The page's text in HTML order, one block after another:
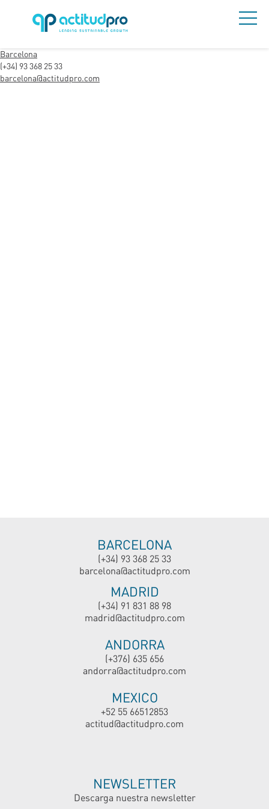
Barcelona
(+34) 93 368 25 33
barcelona@actitudpro.com
BARCELONA
(+34) 93 368 25 33
barcelona@actitudpro.com
MADRID
(+34) 91 831 88 98
madrid@actitudpro.com
ANDORRA
(+376) 635 656
andorra@actitudpro.com
MEXICO
+52 55 66512853
actitud@actitudpro.com
NEWSLETTER
Descarga nuestra newsletter